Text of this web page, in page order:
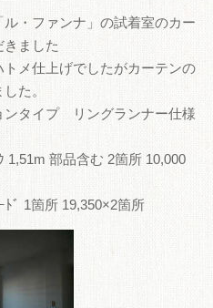
・ファンナ」の試着室のカー
ました
メ仕上げでしたがカーテンの
た。
ンタイプ リングランナー仕様
1,51m 部品含む 2箇所 10,000
ﾄﾞ 1箇所 19,350×2箇所